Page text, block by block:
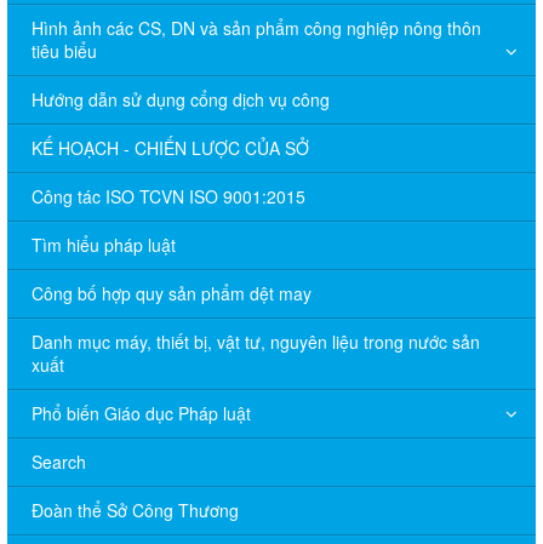
Hình ảnh các CS, DN và sản phẩm công nghiệp nông thôn
tiêu biểu
Hướng dẫn sử dụng cổng dịch vụ công
KẾ HOẠCH - CHIẾN LƯỢC CỦA SỞ
Công tác ISO TCVN ISO 9001:2015
Tìm hiểu pháp luật
Công bố hợp quy sản phẩm dệt may
Danh mục máy, thiết bị, vật tư, nguyên liệu trong nước sản
xuất
Phổ biến Giáo dục Pháp luật
Search
Đoàn thể Sở Công Thương